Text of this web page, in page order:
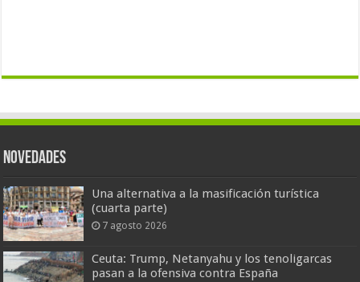
Novedades
Una alternativa a la masificación turística
(cuarta parte)
7 agosto 2026
Ceuta: Trump, Netanyahu y los tenoligarcas
pasan a la ofensiva contra España